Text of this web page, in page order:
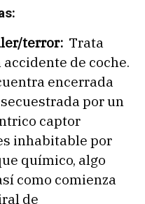
terror: Trata
de coche.
encerrada
por un
captor
inhabitable por
químico, algo
como comienza
de